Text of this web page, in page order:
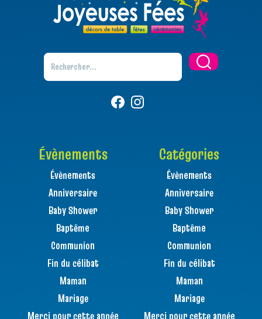
Évènements
Évènements
Anniversaire
Baby Shower
Baptême
Communion
Fin du célibat
Maman
Mariage
Merci pour cette année
Catégories
Évènements
Anniversaire
Baby Shower
Baptême
Communion
Fin du célibat
Maman
Mariage
Merci pour cette année